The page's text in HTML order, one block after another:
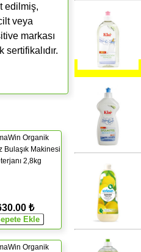
edilmiş,
veya
markası
Organik
Bulaşık Makinesi
2,8kg
₺
Organik